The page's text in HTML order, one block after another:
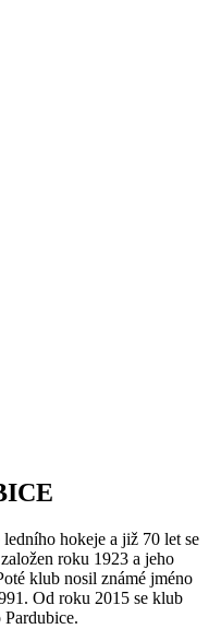
hokeje a již 70 let se
roku 1923 a jeho
klub nosil známé jméno
Od roku 2015 se klub